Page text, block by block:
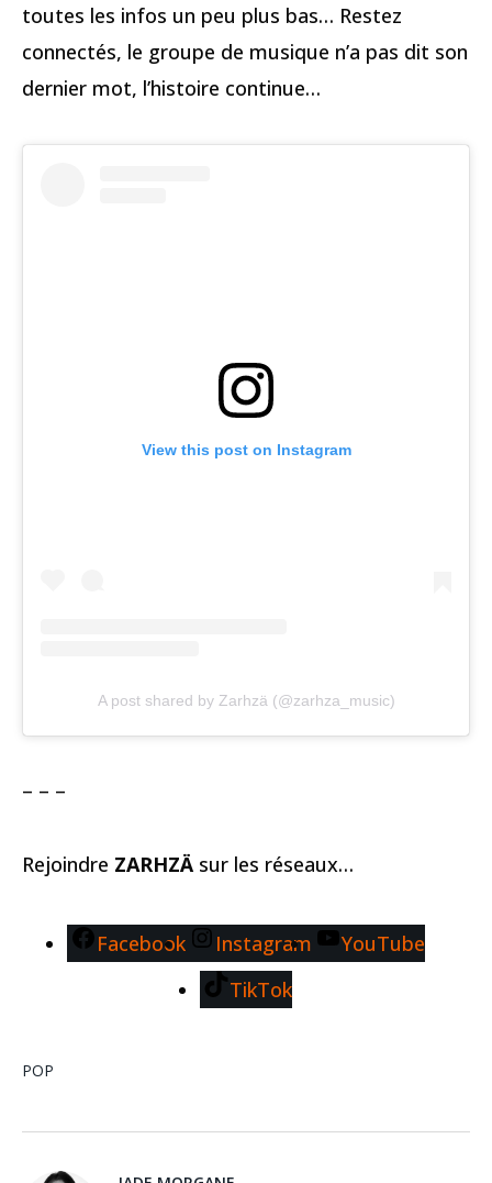
toutes les infos un peu plus bas… Restez
connectés, le groupe de musique n’a pas dit son
dernier mot, l’histoire continue…
View this post on Instagram
A post shared by Zarhzä (@zarhza_music)
– – –
Rejoindre ZARHZÄ sur les réseaux…
Facebook Instagram
YouTube
TikTok
POP